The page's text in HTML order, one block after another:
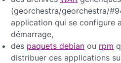
(georchestra/georchestra/
application qui se configure
démarrage,
des paquets debian ou rpm
distribuer ces applications